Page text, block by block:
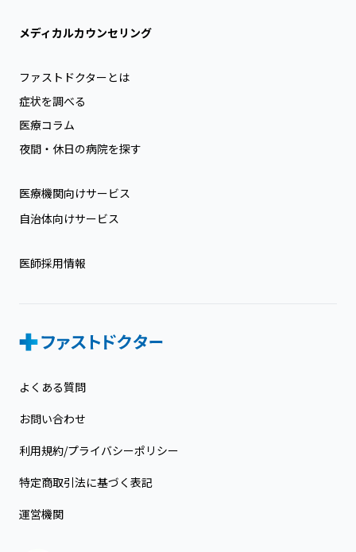
メディカルカウンセリング
ファストドクターとは
症状を調べる
医療コラム
夜間・休日の病院を探す
医療機関向けサービス
自治体向けサービス
医師採用情報
よくある質問
お問い合わせ
利用規約/プライバシーポリシー
特定商取引法に基づく表記
運営機関